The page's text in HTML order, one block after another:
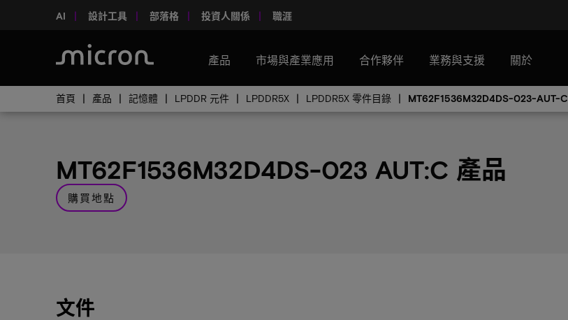
AI 設計工具 部落格 投資人關係 職涯
產品 市場與產業應用 合作夥伴 業務與支援 關於
首頁 產品 記憶體 LPDDR 元件 LPDDR5X LPDDR5X 零件目錄 MT62F1536M32D4DS-023-AUT-C
MT62F1536M32D4DS-023 AUT:C 產品
購買地點
文件